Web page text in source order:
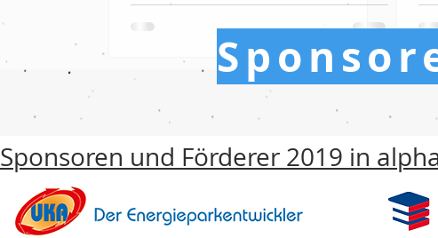
Sieg!
Sponsoren und Förderer 2019 in